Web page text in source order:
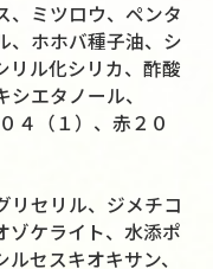
、ミツロウ、ペンタ
、ホホバ種子油、シ
リル化シリカ、酢酸
エタノール、
４（１）、赤２０
リセリル、ジメチコ
ゾケライト、水添ポ
セスキオキサン、